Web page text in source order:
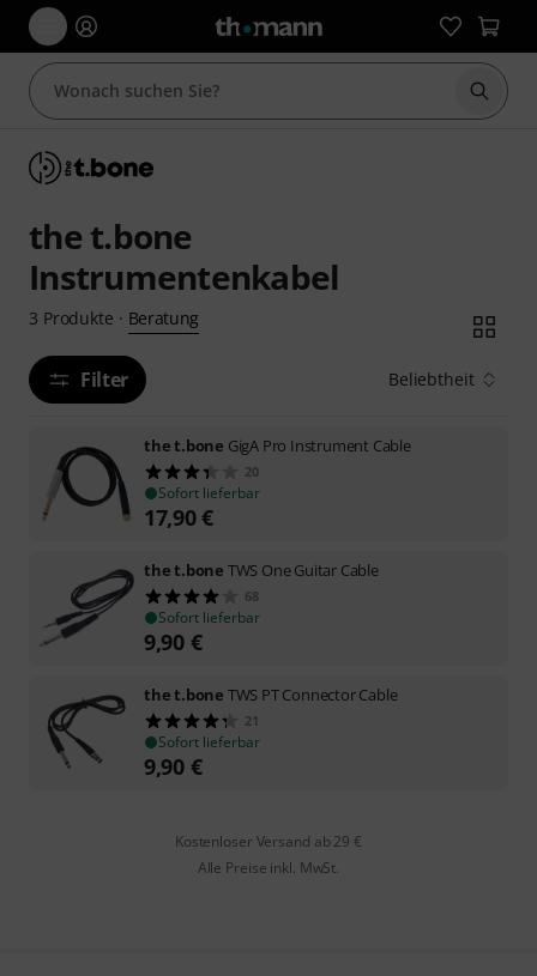
Suche
the t.bone
Instrumentenkabel
3 Produkte · Beratung
Filter Beliebtheit
the t.bone GigA Pro Instrument Cable
20
Sofort lieferbar
17,90€
the t.bone TWS One Guitar Cable
68
Sofort lieferbar
9,90 €
the t.bone TWS PT Connector Cable
21
Sofort lieferbar
9,90 €
Kostenloser Versand ab 29 €
Alle Preise inkl. MwSt.